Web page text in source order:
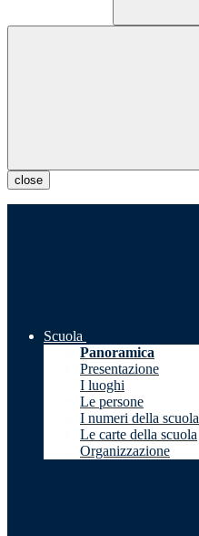
close
Scuola
Panoramica
Presentazione
I luoghi
Le persone
I numeri della scuola
Le carte della scuola
Organizzazione